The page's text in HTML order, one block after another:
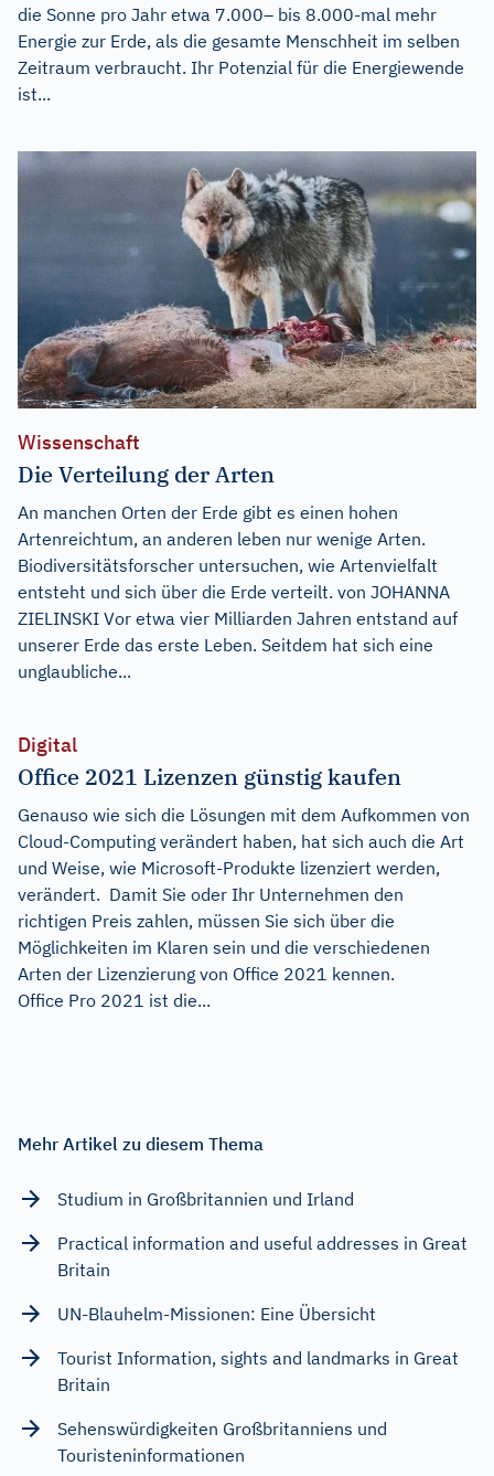
die Sonne pro Jahr etwa 7.000– bis 8.000-mal mehr
Energie zur Erde, als die gesamte Menschheit im selben
Zeitraum verbraucht. Ihr Potenzial für die Energiewende
ist...
Wissenschaft
Die Verteilung der Arten
An manchen Orten der Erde gibt es einen hohen
Artenreichtum, an anderen leben nur wenige Arten.
Biodiversitätsforscher untersuchen, wie Artenvielfalt
entsteht und sich über die Erde verteilt. von JOHANNA
ZIELINSKI Vor etwa vier Milliarden Jahren entstand auf
unserer Erde das erste Leben. Seitdem hat sich eine
unglaubliche...
Digital
Office 2021 Lizenzen günstig kaufen
Genauso wie sich die Lösungen mit dem Aufkommen von
Cloud-Computing verändert haben, hat sich auch die Art
und Weise, wie Microsoft-Produkte lizenziert werden,
verändert. Damit Sie oder Ihr Unternehmen den
richtigen Preis zahlen, müssen Sie sich über die
Möglichkeiten im Klaren sein und die verschiedenen
Arten der Lizenzierung von Office 2021 kennen.
Office Pro 2021 ist die...
Mehr Artikel zu diesem Thema
Studium in Großbritannien und Irland
Practical information and useful addresses in Great
Britain
UN-Blauhelm-Missionen: Eine Übersicht
Tourist Information, sights and landmarks in Great
Britain
Sehenswürdigkeiten Großbritanniens und
Touristeninformationen